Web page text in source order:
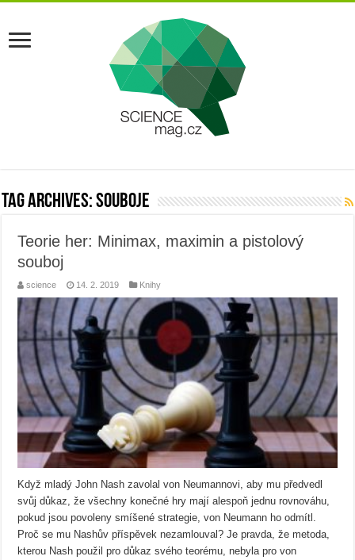
Tag Archives:souboje
Teorie her: Minimax, maximin a pistolový
souboj
science 14. 2. 2019 Knihy
Když mladý John Nash zavolal von Neumannovi, aby mu předvedl
svůj důkaz, že všechny konečné hry mají alespoň jednu rovnováhu,
pokud jsou povoleny smíšené strategie, von Neumann ho odmítl.
Proč se mu Nashův příspěvek nezamlouval? Je pravda, že metoda,
kterou Nash použil pro důkaz svého teorému, nebyla pro von